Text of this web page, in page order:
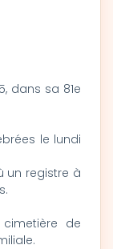
dans sa 81e
le lundi
un registre à
de